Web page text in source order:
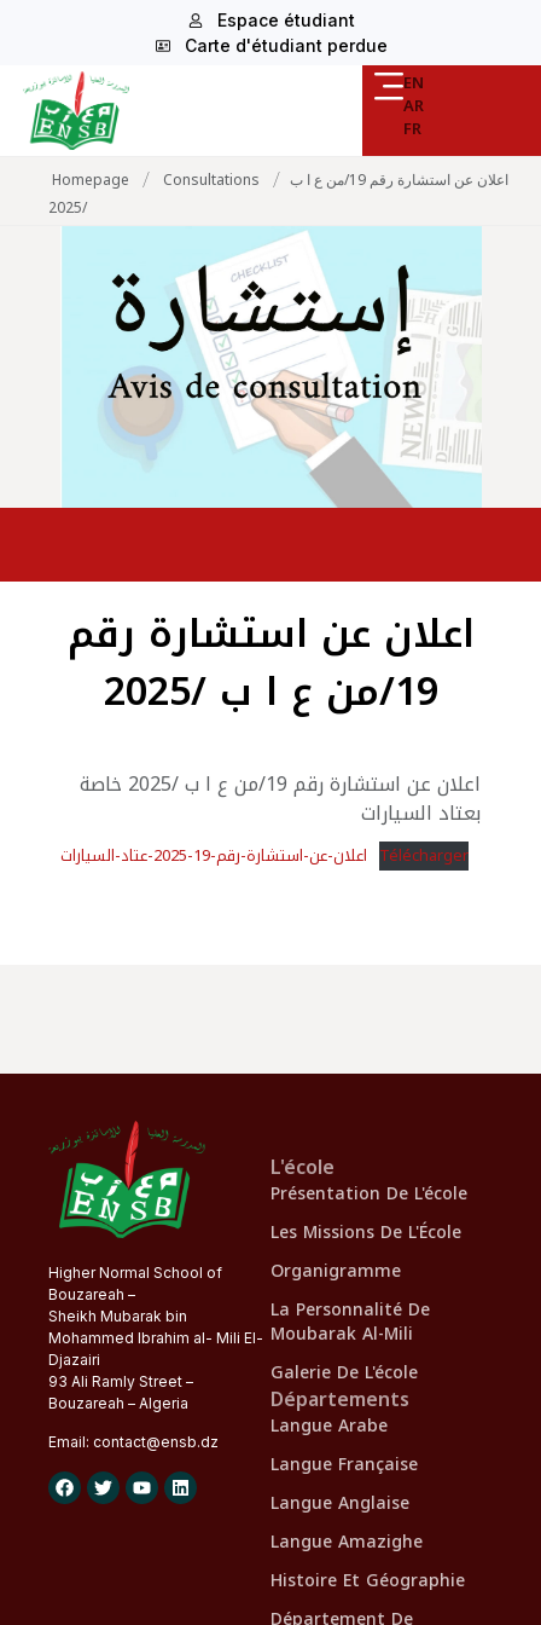
Espace étudiant
Carte d'étudiant perdue
EN
AR
FR
Homepage / Consultations / اعلان عن استشارة رقم 19/من ع ا ب
/2025
اعلان عن استشارة رقم
19/من ع ا ب /2025
اعلان عن استشارة رقم 19/من ع ا ب /2025 خاصة
بعتاد السيارات
اعلان-عن-استشارة-رقم-19-2025-عتاد-السيارات Télécharger
Higher Normal School of
Bouzareah –
Sheikh Mubarak bin
Mohammed Ibrahim al- Mili El-
Djazairi
93 Ali Ramly Street –
Bouzareah – Algeria
Email: contact@ensb.dz
L'école
Présentation De L'école
Les Missions De L'École
Organigramme
La Personnalité De
Moubarak Al-Mili
Galerie De L'école
Départements
Langue Arabe
Langue Française
Langue Anglaise
Langue Amazighe
Histoire Et Géographie